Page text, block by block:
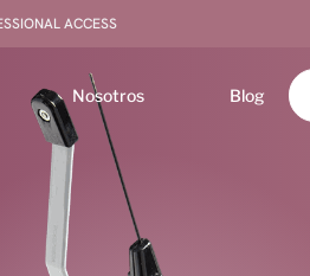
ACCESS
Nosotros Blog